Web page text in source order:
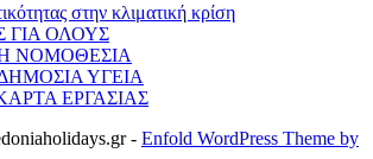
στην κλιματική κρίση
ΓΙΑ ΟΛΟΥΣ
ΝΟΜΟΘΕΣΙΑ
ΥΓΕΙΑ
ΕΡΓΑΣΙΑΣ
- Enfold WordPress Theme by